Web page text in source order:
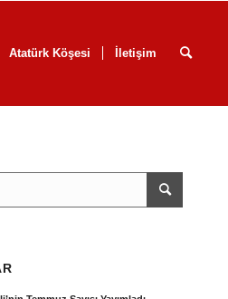
Atatürk Köşesi İletişim